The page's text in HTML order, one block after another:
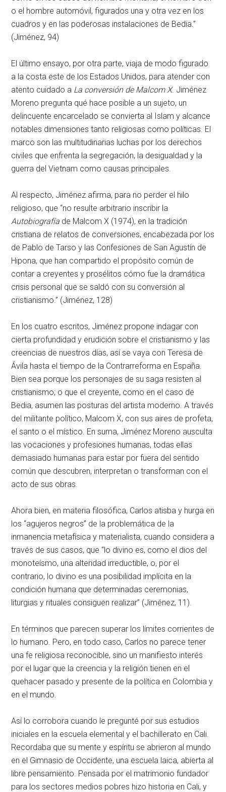
o el hombre automóvil, figurados una y otra vez en los
cuadros y en las poderosas instalaciones de Bedia.”
(Jiménez, 94)
El último ensayo, por otra parte, viaja de modo figurado
a la costa este de los Estados Unidos, para atender con
atento cuidado a La conversión de Malcom X. Jiménez
Moreno pregunta qué hace posible a un sujeto, un
delincuente encarcelado se convierta al Islam y alcance
notables dimensiones tanto religiosas como políticas. El
marco son las multitudinarias luchas por los derechos
civiles que enfrenta la segregación, la desigualdad y la
guerra del Vietnam como causas principales.
Al respecto, Jiménez afirma, para no perder el hilo
religioso, que “no resulte arbitrario inscribir la
Autobiografía de Malcom X (1974), en la tradición
cristiana de relatos de conversiones, encabezada por los
de Pablo de Tarso y las Confesiones de San Agustín de
Hipona, que han compartido el propósito común de
contar a creyentes y prosélitos cómo fue la dramática
crisis personal que se saldó con su conversión al
cristianismo.” (Jiménez, 128)
En los cuatro escritos, Jiménez propone indagar con
cierta profundidad y erudición sobre el cristianismo y las
creencias de nuestros días, así se vaya con Teresa de
Ávila hasta el tiempo de la Contrarreforma en España.
Bien sea porque los personajes de su saga resisten al
cristianismo; o que el creyente, como en el caso de
Bedia, asumen las posturas del artista moderno. A través
del militante político, Malcom X, con sus aires de profeta,
el santo o el místico. En suma, Jiménez Moreno ausculta
las vocaciones y profesiones humanas, todas ellas
demasiado humanas para estar por fuera del sentido
común que descubren, interpretan o transforman con el
acto de sus obras.
Ahora bien, en materia filosófica, Carlos atisba y hurga en
los “agujeros negros” de la problemática de la
inmanencia metafísica y materialista, cuando considera a
través de sus casos, que “lo divino es, como el dios del
monoteísmo, una alteridad irreductible, o, por el
contrario, lo divino es una posibilidad implícita en la
condición humana que determinadas ceremonias,
liturgias y rituales consiguen realizar” (Jiménez, 11).
En términos que parecen superar los límites corrientes de
lo humano. Pero, en todo caso, Carlos no parece tener
una fe religiosa reconocible, sino un manifiesto interés
por el lugar que la creencia y la religión tienen en el
quehacer pasado y presente de la política en Colombia y
en el mundo.
Así lo corrobora cuando le pregunté por sus estudios
iniciales en la escuela elemental y el bachillerato en Cali.
Recordaba que su mente y espíritu se abrieron al mundo
en el Gimnasio de Occidente, una escuela laica, abierta al
libre pensamiento. Pensada por el matrimonio fundador
para los sectores medios pobres hizo historia en Cali, y